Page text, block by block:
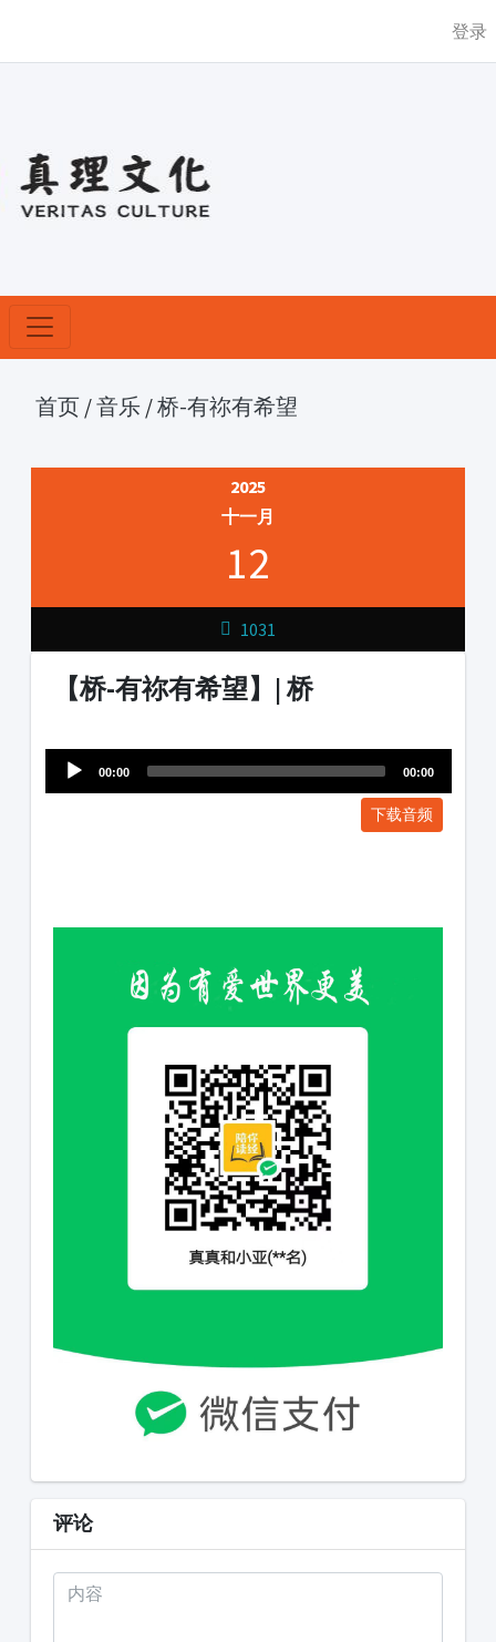
登录
首页 /音乐 /桥-有祢有希望
2025
十一月
12
1031
【桥-有祢有希望】| 桥
Player
00:00 00:00
下载音频
评论